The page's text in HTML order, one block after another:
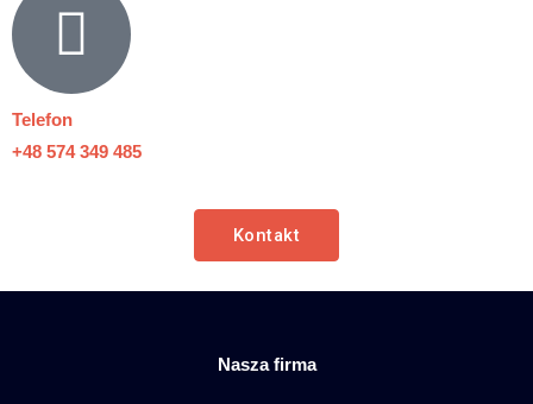
Telefon
+48 574 349 485
Kontakt
Nasza firma